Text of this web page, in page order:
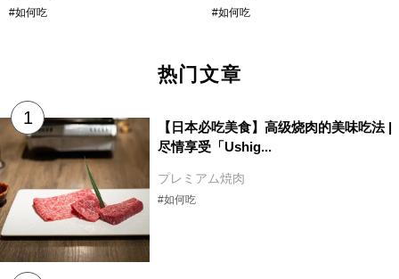
#如何吃 #如何吃
热门文章
【日本必吃美食】高级烧肉的美味吃法 |
尽情享受「Ushig...
プレミアム焼肉
#如何吃